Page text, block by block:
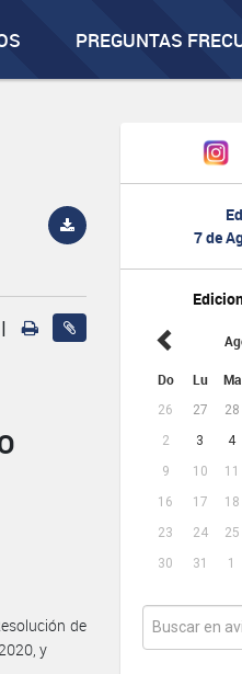
PREGUNTAS
7 de
Do Lu Ma
26 27 28
2
3 4
9
10 11
16
17 18
23
24 25
30
31 1
|
de
y